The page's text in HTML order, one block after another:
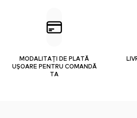
MODALITAȚI DE PLATĂ
UȘOARE PENTRU COMANDĂ
TA